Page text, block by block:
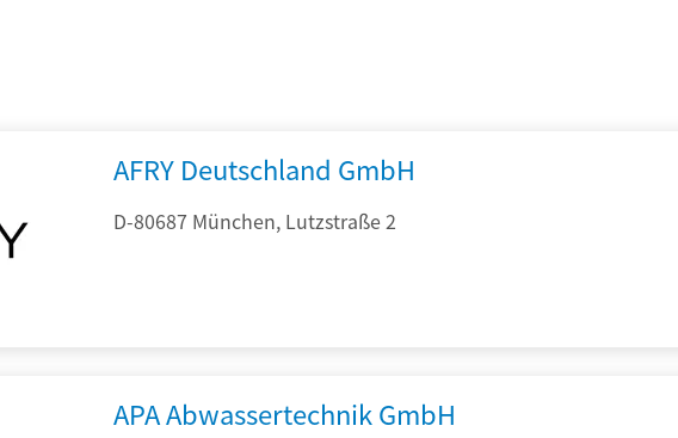
AFRY Deutschland GmbH
D-80687 München, Lutzstraße 2
APA Abwassertechnik GmbH